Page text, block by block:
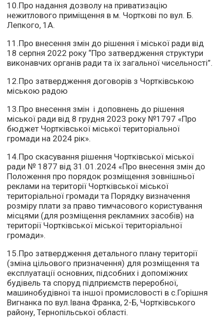
10.Про надання дозволу на приватизацію
нежитлового приміщення в м. Чорткові по вул. Б.
Лепкого, 1А.
11.Про внесення змін до рішення ї міської ради від
18 серпня 2022 року “Про затвердження структури
виконавчих органів ради та їх загальної чисельності”.
12.Про затвердження договорів з Чортківською
міською радою
13.Про внесення змін і доповнень до рішення
міської ради від 8 грудня 2023 року №1797 «Про
бюджет Чортківської міської територіальної
громади на 2024 рік».
14.Про скасування рішення Чортківської міської
ради № 1877 від 31.01.2024 «Про внесення змін до
Положення про порядок розміщення зовнішньої
реклами на території Чортківської міської
територіальної громади та Порядку визначення
розміру плати за право тимчасового користування
місцями (для розміщення рекламних засобів) на
території Чортківської міської територіальної
громади».
15.Про затвердження детального плану території
(зміна цільового призначення) для розміщення та
експлуатації основних, підсобних і допоміжних
будівель та споруд підприємств переробної,
машинобудівної та іншої промисловості в с.Горішня
Вигнанка по вул.Івана Франка, 2-Б, Чортківського
району, Тернопільської області.